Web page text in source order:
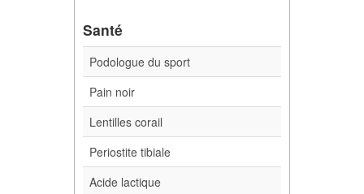
Santé
Podologue du sport
Pain noir
Lentilles corail
Periostite tibiale
Acide lactique